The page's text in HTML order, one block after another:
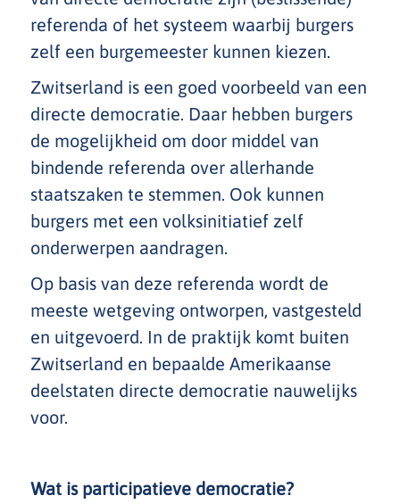
referenda of het systeem waarbij burgers
zelf een burgemeester kunnen kiezen.
Zwitserland is een goed voorbeeld van een
directe democratie. Daar hebben burgers
de mogelijkheid om door middel van
bindende referenda over allerhande
staatszaken te stemmen. Ook kunnen
burgers met een volksinitiatief zelf
onderwerpen aandragen.
Op basis van deze referenda wordt de
meeste wetgeving ontworpen, vastgesteld
en uitgevoerd. In de praktijk komt buiten
Zwitserland en bepaalde Amerikaanse
deelstaten directe democratie nauwelijks
voor.
Wat is participatieve democratie?